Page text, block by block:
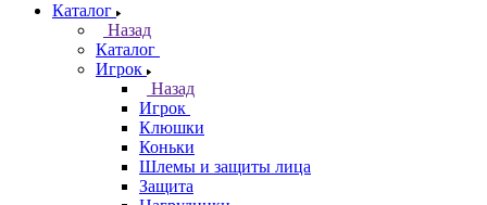
Каталог
Назад
Каталог
Игрок
Назад
Игрок
Клюшки
Коньки
Шлемы и защиты лица
Защита